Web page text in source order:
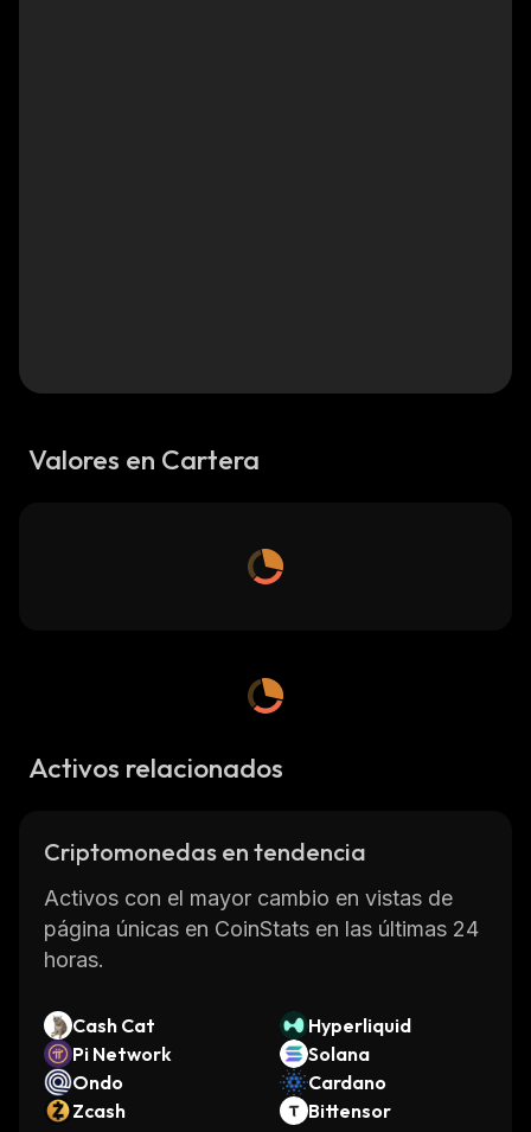
Valores en Cartera
Activos relacionados
Criptomonedas en tendencia
Activos con el mayor cambio en vistas de
página únicas en CoinStats en las últimas 24
horas.
Cash Cat
Hyperliquid
Pi Network
Solana
Ondo
Cardano
Zcash
Bittensor